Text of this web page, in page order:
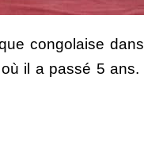
congolaise
il a passé 5